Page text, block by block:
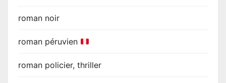
roman noir
roman péruvien
roman policier, thriller